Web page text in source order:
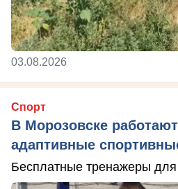
03.08.2026
Спорт
В Морозовске
адаптивные
Бесплатные тренажеры